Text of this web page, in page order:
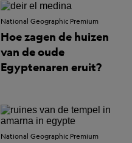
National Geographic Premium
Hoe zagen de huizen
van de oude
Egyptenaren eruit?
National Geographic Premium